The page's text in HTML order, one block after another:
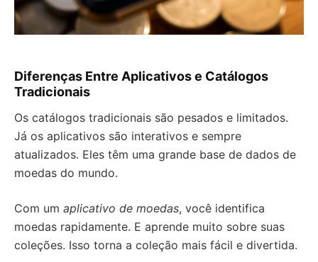
Diferenças Entre Aplicativos e Catálogos
Tradicionais
Os catálogos tradicionais são pesados e limitados.
Já os aplicativos são interativos e sempre
atualizados. Eles têm uma grande base de dados de
moedas do mundo.
Com um aplicativo de moedas, você identifica
moedas rapidamente. E aprende muito sobre suas
coleções. Isso torna a coleção mais fácil e divertida.